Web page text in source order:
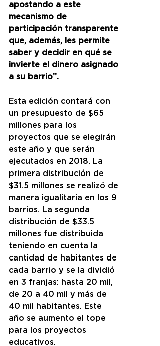
apostando a este
mecanismo de
participación transparente
que, además, les permite
saber y decidir en qué se
invierte el dinero asignado
a su barrio”.
Esta edición contará con
un presupuesto de $65
millones para los
proyectos que se elegirán
este año y que serán
ejecutados en 2018. La
primera distribución de
$31.5 millones se realizó de
manera igualitaria en los 9
barrios. La segunda
distribución de $33.5
millones fue distribuida
teniendo en cuenta la
cantidad de habitantes de
cada barrio y se la dividió
en 3 franjas: hasta 20 mil,
de 20 a 40 mil y más de
40 mil habitantes. Este
año se aumento el tope
para los proyectos
educativos.